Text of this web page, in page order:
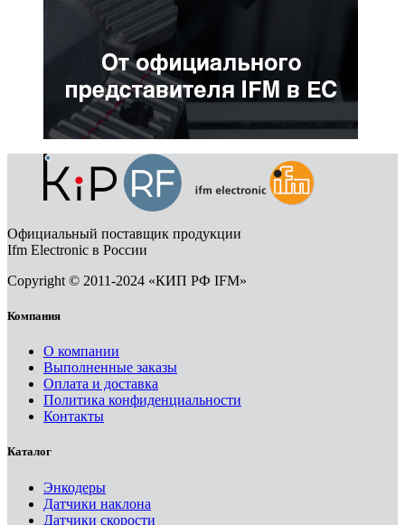
Официальный поставщик продукции
Ifm Electronic в России
Copyright © 2011-2024 «КИП РФ IFM»
Компания
О компании
Выполненные заказы
Оплата и доставка
Политика конфиденциальности
Контакты
Каталог
Энкодеры
Датчики наклона
Датчики скорости